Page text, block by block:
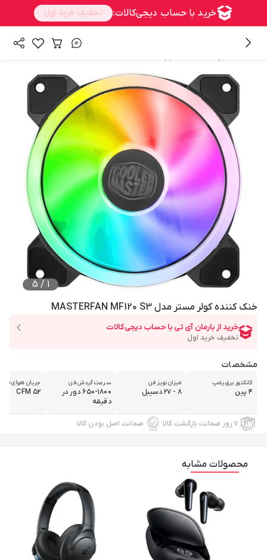
1
/
5
خنک کننده کولر مستر مدل MASTERFAN MF120 S3
مشخصات
کانکتور برق پمپ
۴ پین
میزان نویز فن
۸ - ۲۷ دسیبل
سرعت گردش فن
۶۵۰-۱۸۰۰ دور در
دقیقه
جریان هوای فن
۵۲ CFM
۷ روز ضمانت بازگشت کالا ضمانت اصل بودن کالا
محصولات مشابه